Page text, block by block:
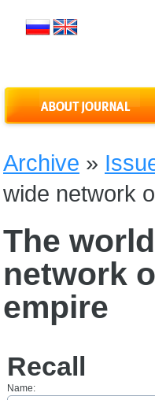
Archive »
wide network
The
network
empire
Recall
Name: